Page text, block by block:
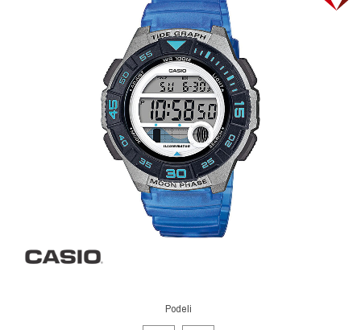
Podeli